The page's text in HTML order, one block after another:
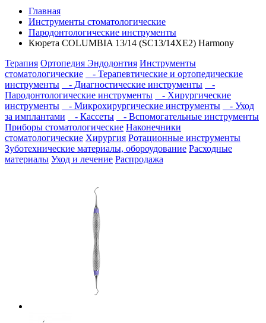
Главная
Инструменты стоматологические
Пародонтологические инструменты
Кюрета COLUMBIA 13/14 (SC13/14XE2) Harmony
Терапия Ортопедия Эндодонтия Инструменты
стоматологические
- Терапевтические и ортопедические
инструменты
- Диагностические инструменты
-
Пародонтологические инструменты
- Хирургические
инструменты
- Микрохирургические инструменты
- Уход
за имплантами
- Кассеты
- Вспомогательные инструменты
Приборы стоматологические Наконечники
стоматологические Хирургия Ротационные инструменты
Зуботехнические материалы, обороудование Расходные
материалы Уход и лечение Распродажа